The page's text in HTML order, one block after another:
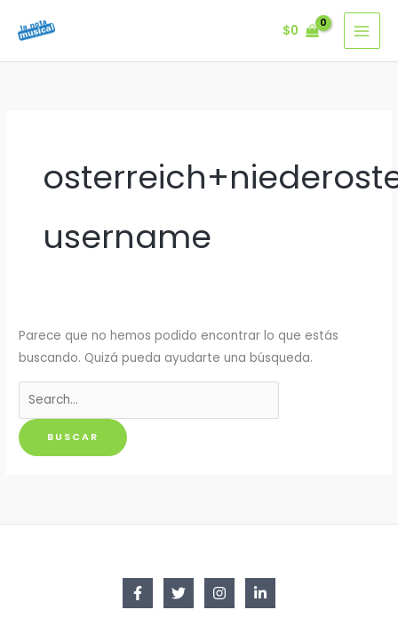
$0
username
Parece que no hemos podido encontrar lo que estás
buscando. Quizá pueda ayudarte una búsqueda.
Buscar
por: